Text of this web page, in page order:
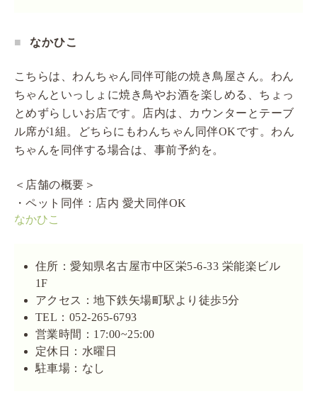
なかひこ
こちらは、わんちゃん同伴可能の焼き鳥屋さん。わん
ちゃんといっしょに焼き鳥やお酒を楽しめる、ちょっ
とめずらしいお店です。店内は、カウンターとテーブ
ル席が1組。どちらにもわんちゃん同伴OKです。わん
ちゃんを同伴する場合は、事前予約を。
＜店舗の概要＞
・ペット同伴：店内 愛犬同伴OK
なかひこ
住所：愛知県名古屋市中区栄5-6-33 栄能楽ビル
1F
アクセス：地下鉄矢場町駅より徒歩5分
TEL：052-265-6793
営業時間：17:00~25:00
定休日：水曜日
駐車場：なし